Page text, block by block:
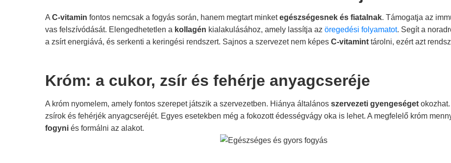
A C-vitamin fontos nemcsak a fogyás során, hanem megtart minketegészségesnek és fiatalnak. Támogatja az
vas felszívódását. Elengedhetetlen a kollagén kialakulásához, amely lassítja az öregedési folyamatot. Segít a
a zsírt energiává, és serkenti a keringési rendszert. Sajnos a szervezet nem képes C-vitamint tárolni, ezért azt
Króm: a cukor, zsír és fehérje anyagcseréje
A króm nyomelem, amely fontos szerepet játszik a szervezetben. Hiánya általános szervezeti gyengeséget
zsírok és fehérjék anyagcseréjét. Egyes esetekben még a fokozott édességvágy oka is lehet. A megfelelő króm
fogyni és formálni az alakot.